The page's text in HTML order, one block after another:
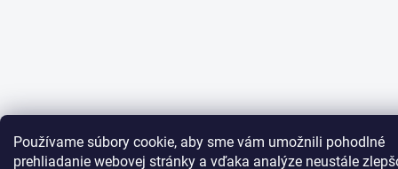
Používame súbory cookie, aby sme vám umožnili pohodlné
prehliadanie webovej stránky a vďaka analýze neustále